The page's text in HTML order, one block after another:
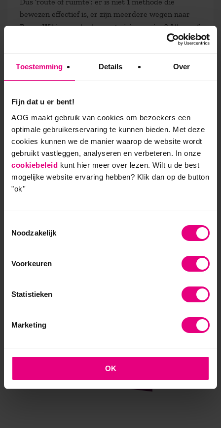
Toestemming Details Over
Fijn dat u er bent!
AOG maakt gebruik van cookies om bezoekers een
optimale gebruikerservaring te kunnen bieden. Met deze
cookies kunnen we de manier waarop de website wordt
gebruikt vastleggen, analyseren en verbeteren. In onze
cookiebeleid kunt hier meer over lezen. Wilt u de best
mogelijke website ervaring hebben? Klik dan op de button
"ok''
Noodzakelijk
Voorkeuren
Statistieken
Marketing
OK
Dus ‘route of ruimte’: er is niet 1 methode die
bewezen effectief is, er zijn meerdere wegen naar
Rome. Wil je aan de slag met visievorming? Alleen of
met collega’s meer zicht krijgen op het grotere
geheel en koers bepalen? Zie je nut en noodzaak van
een visie maar vraag je je af: ‘hoe dan’? Kom op 1
en vertaling naar toekomstscenario’s. We nodigen je
graag uit maar sturen geen routebeschrijving;-) Je
mag zelf jouw route bepalen naar Villa Jongerius in
Utrecht.
AOG School Of Management
- Opleider sinds 1988
- Samen leren en reflecteren
- Praktijkgericht en persoonlijk